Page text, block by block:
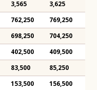
3,565 3,625
762,250 769,250
698,250 704,250
402,500 409,500
83,500 85,250
153,500 156,500